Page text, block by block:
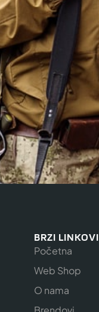
BRZI LINKOVI
Početna
Web Shop
O nama